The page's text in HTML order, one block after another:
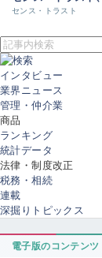
センス・トラスト
インタビュー
業界ニュース
管理・仲介業
商品
ランキング
統計データ
法律・制度改正
税務・相続
連載
深掘りトピックス
電子版のコンテンツ